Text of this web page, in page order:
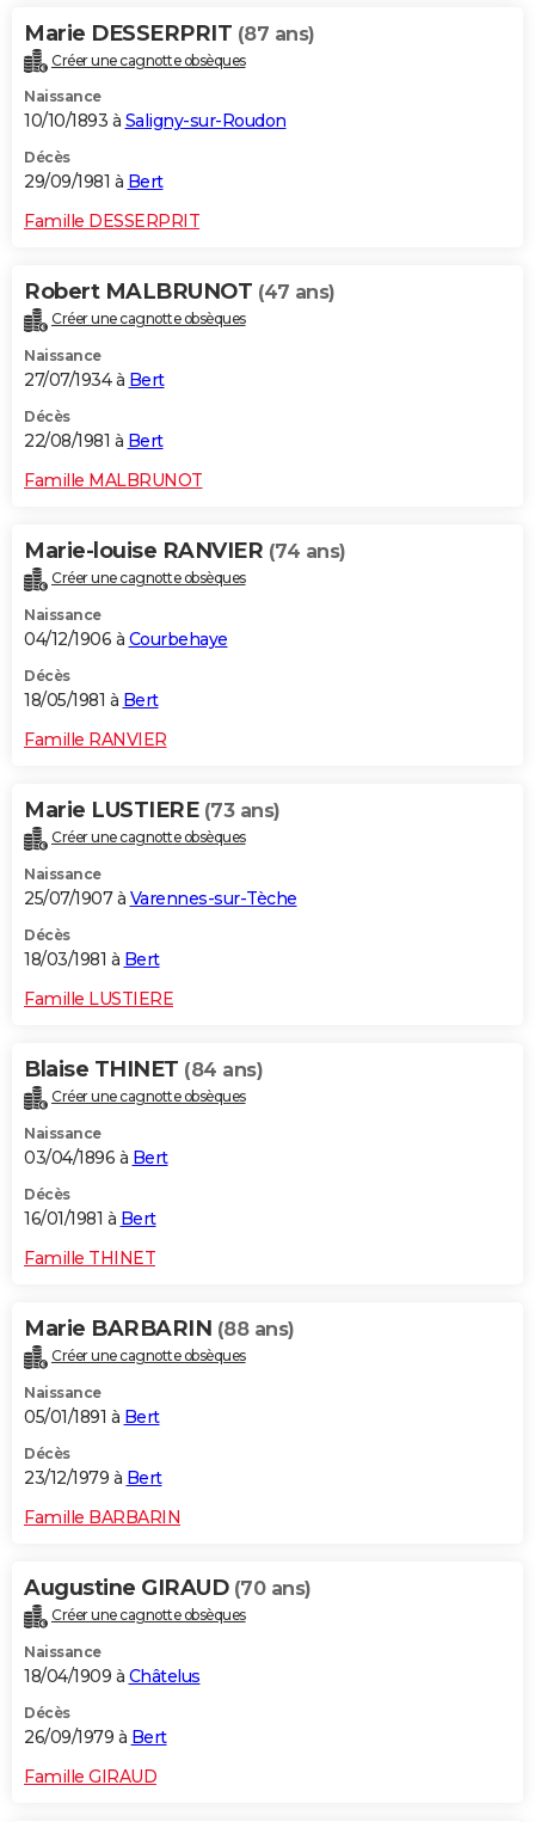
Marie DESSERPRIT (87 ans)
Créer une cagnotte obsèques
Naissance
10/10/1893 à Saligny-sur-Roudon
Décès
29/09/1981 à Bert
Famille DESSERPRIT
Robert MALBRUNOT (47 ans)
Créer une cagnotte obsèques
Naissance
27/07/1934 à Bert
Décès
22/08/1981 à Bert
Famille MALBRUNOT
Marie-louise RANVIER (74 ans)
Créer une cagnotte obsèques
Naissance
04/12/1906 à Courbehaye
Décès
18/05/1981 à Bert
Famille RANVIER
Marie LUSTIERE (73 ans)
Créer une cagnotte obsèques
Naissance
25/07/1907 à Varennes-sur-Tèche
Décès
18/03/1981 à Bert
Famille LUSTIERE
Blaise THINET (84 ans)
Créer une cagnotte obsèques
Naissance
03/04/1896 à Bert
Décès
16/01/1981 à Bert
Famille THINET
Marie BARBARIN (88 ans)
Créer une cagnotte obsèques
Naissance
05/01/1891 à Bert
Décès
23/12/1979 à Bert
Famille BARBARIN
Augustine GIRAUD (70 ans)
Créer une cagnotte obsèques
Naissance
18/04/1909 à Châtelus
Décès
26/09/1979 à Bert
Famille GIRAUD